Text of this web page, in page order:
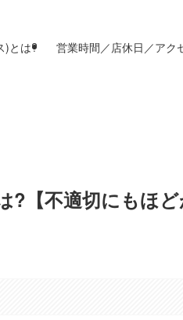
)とは? 営業時間／店休日／アク
?【不適切にもほ